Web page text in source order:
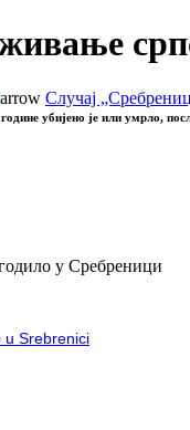
Случај
убијено је или умрло,
у Сребреници
u Srebrenici